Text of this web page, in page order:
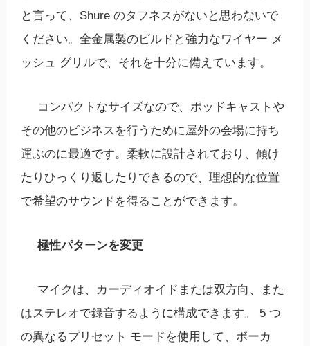
と言って、Shure のタフネスがないと思わないで
ください。全金属製のビルドと強力なワイヤー メ
ッシュ グリルで、それを十分に備えています。
コンパクトなサイズなので、ポッドキャストや
その他のビジネスを行うために屋外の会場に持ち
運ぶのに最適です。柔軟に設計されており、傾け
たりひっくり返したりできるので、理想的な位置
で希望のサウンドを得ることができます。
極性パターンを変更
マイクは、カーディオイドまたは双方向、また
はステレオで録音するように構成できます。 5 つ
の異なるプリセット モードを使用して、ボーカ